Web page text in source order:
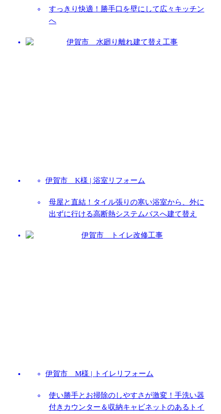
すっきり快適！勝手口を壁にして広々キッチン
へ
伊賀市 K様 |浴室リフォーム
母屋と直結！タイル張りの寒い浴室から、外に
出ずに行ける高断熱システムバスへ建て替え
伊賀市 M様 | トイレリフォーム
使い勝手とお掃除のしやすさが激変！手洗い器
付きカウンター＆収納キャビネットのあるトイ